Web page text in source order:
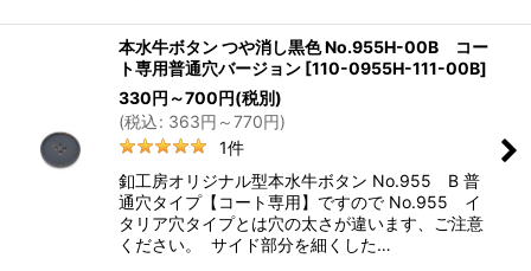
本水牛ボタン つや消し黒色 No.955H-00B コー
ト専用普通穴バージョン [110-0955H-111-00B]
330円 ～700円(税別)
(税込: 363円 ～770円)
1件
釦工房オリジナル型本水牛ボタン No.955 B 普
通穴タイプ【コート専用】ですので No.955 イ
タリア穴タイプとは穴の太さが違います、ご注意
ください。 サイド部分を細くした…